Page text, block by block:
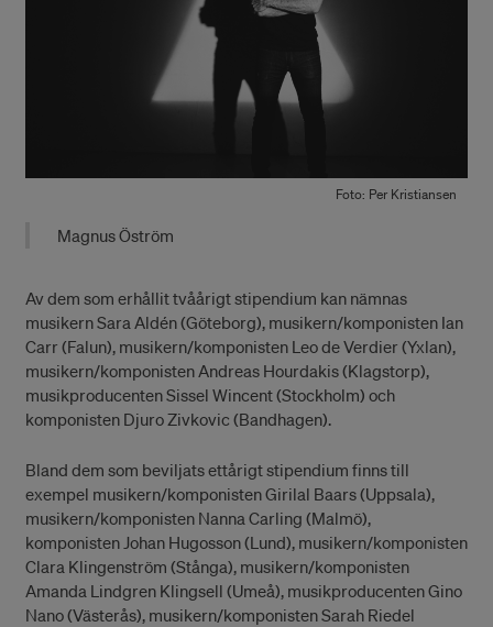
Foto: Per Kristiansen
Magnus Öström
Av dem som erhållit tvåårigt stipendium kan nämnas
musikern Sara Aldén (Göteborg), musikern/komponisten Ian
Carr (Falun), musikern/komponisten Leo de Verdier (Yxlan),
musikern/komponisten Andreas Hourdakis (Klagstorp),
musikproducenten Sissel Wincent (Stockholm) och
komponisten Djuro Zivkovic (Bandhagen).
Bland dem som beviljats ettårigt stipendium finns till
exempel musikern/komponisten Girilal Baars (Uppsala),
musikern/komponisten Nanna Carling (Malmö),
komponisten Johan Hugosson (Lund), musikern/komponisten
Clara Klingenström (Stånga), musikern/komponisten
Amanda Lindgren Klingsell (Umeå), musikproducenten Gino
Nano (Västerås), musikern/komponisten Sarah Riedel